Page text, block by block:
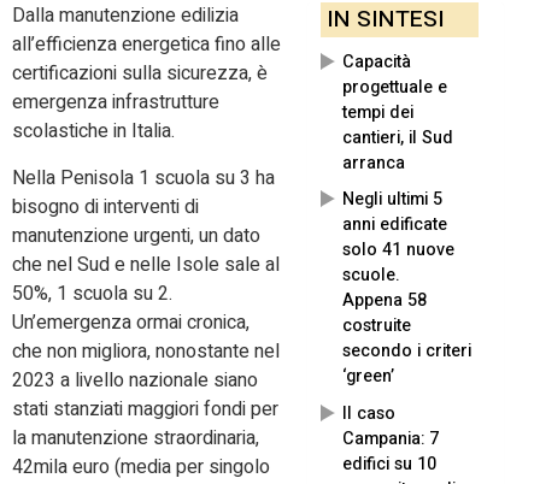
IN SINTESI
Capacità
progettuale e
tempi dei
cantieri, il Sud
arranca
Negli ultimi 5
anni edificate
solo 41 nuove
scuole.
Appena 58
costruite
secondo i criteri
‘green’
Il caso
Campania: 7
edifici su 10
Dalla manutenzione edilizia
all’efficienza energetica fino alle
certificazioni sulla sicurezza, è
emergenza infrastrutture
scolastiche in Italia.
Nella Penisola 1 scuola su 3 ha
bisogno di interventi di
manutenzione urgenti, un dato
che nel Sud e nelle Isole sale al
50%, 1 scuola su 2.
Un’emergenza ormai cronica,
che non migliora, nonostante nel
2023 a livello nazionale siano
stati stanziati maggiori fondi per
la manutenzione straordinaria,
42mila euro (media per singolo